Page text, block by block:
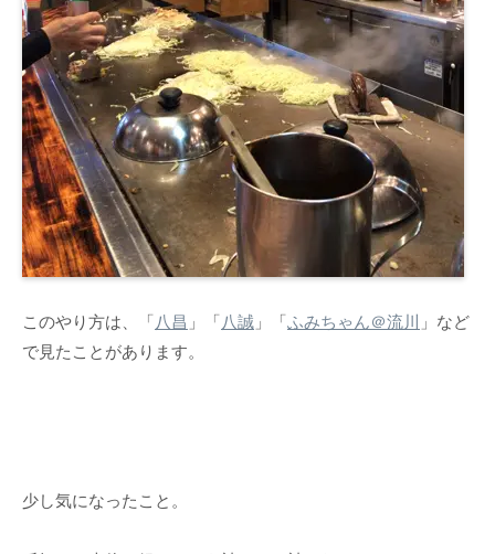
このやり方は、「八昌 」「八誠 」「ふみちゃん＠流川
」など
で見たことがあります。
少し気になったこと。